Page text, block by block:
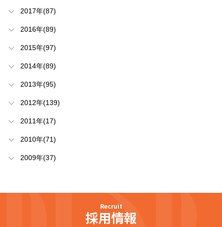
2017年(87)
2016年(89)
2015年(97)
2014年(89)
2013年(95)
2012年(139)
2011年(17)
2010年(71)
2009年(37)
Recruit
採用情報